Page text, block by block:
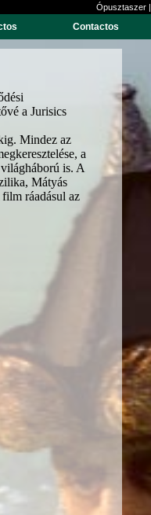
Ópusztaszer |
Contactos
a Jurisics
Mindez az
a
is. A
Mátyás
ráadásul az